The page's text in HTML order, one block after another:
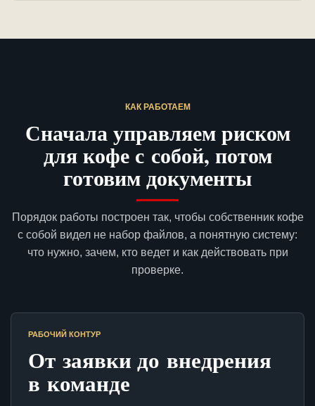
КАК РАБОТАЕМ
Сначала управляем риском
для кофе с собой, потом
готовим документы
Порядок работы построен так, чтобы собственник кофе
с собой видел не набор файлов, а понятную систему:
что нужно, зачем, кто ведет и как действовать при
проверке.
РАБОЧИЙ КОНТУР
От заявки до внедрения
в команде